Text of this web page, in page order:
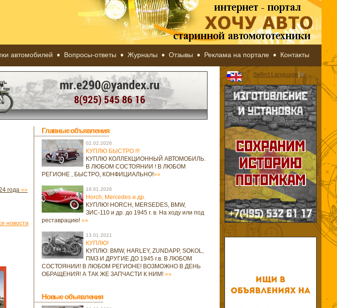
автомобилей Вопросы-ответы Журналы Отзывы Реклама на портале Контакты
года »»
новости
Главные объявления
02.02.2026
КУПЛЮ БЫСТРО !!!
КУПЛЮ КОЛЛЕКЦИОННЫЙ АВТОМОБИЛЬ.
В ЛЮБОМ СОСТОЯНИИ ! В ЛЮБОМ
РЕГИОНЕ , БЫСТРО, КОНФИЦИАЛЬНО!»»
18.01.2026
Horch, Mercedes и др.
КУПЛЮ! HORCH, MERSEDES, BMW,
ЗИС-110 и др. до 1945 г. в. На ходу или под
реставрацию! »»
13.01.2021
КУПЛЮ!
КУПЛЮ: BMW, HARLEY, ZUNDAPP, SOKOL,
ПМЗ И ДРУГИЕ ДО 1945 г.в. В ЛЮБОМ
СОСТОЯНИИ! В ЛЮБОМ РЕГИОНЕ! ВОЗМОЖНО В ДЕНЬ
ОБРАЩЕНИЯ! А ТАК ЖЕ ЗАПЧАСТИ К НИМ! »»
Новые объявления
Select Language ▼